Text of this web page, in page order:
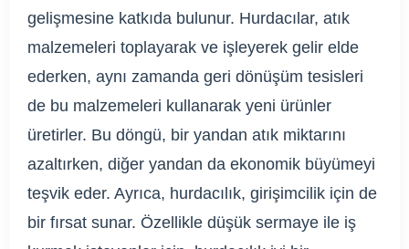
gelişmesine katkıda bulunur. Hurdacılar, atık
malzemeleri toplayarak ve işleyerek gelir elde
ederken, aynı zamanda geri dönüşüm tesisleri
de bu malzemeleri kullanarak yeni ürünler
üretirler. Bu döngü, bir yandan atık miktarını
azaltırken, diğer yandan da ekonomik büyümeyi
teşvik eder. Ayrıca, hurdacılık, girişimcilik için de
bir fırsat sunar. Özellikle düşük sermaye ile iş